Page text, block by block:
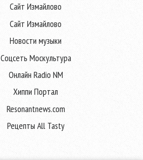
Сайт Измайлово
Сайт Измайлово
Новости музыки
Соцсеть Москультура
Онлайн Radio NM
Хиппи Портал
Resonantnews.com
Рецепты All Tasty